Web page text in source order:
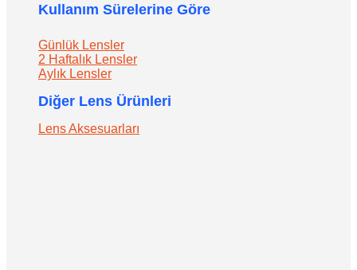
Kullanım Sürelerine Göre
Günlük Lensler
2 Haftalık Lensler
Aylık Lensler
Diğer Lens Ürünleri
Lens Aksesuarları